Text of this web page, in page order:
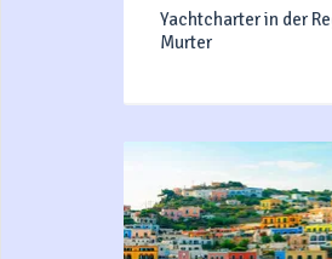
Yachtcharter in der
Murter